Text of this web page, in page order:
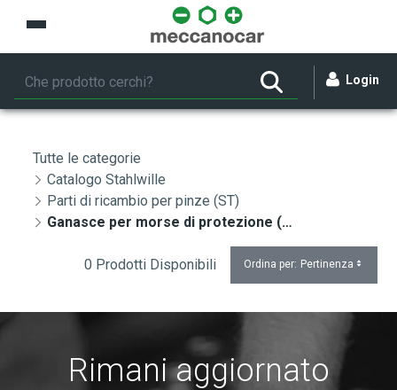
Skip to Main Content
Login
Tutte le categorie
Catalogo Stahlwille
Parti di ricambio per pinze (ST)
Ganasce per morse di protezione (ST)
0 Prodotti Disponibili Ordina per: Pertinenza
Rimani aggiornato